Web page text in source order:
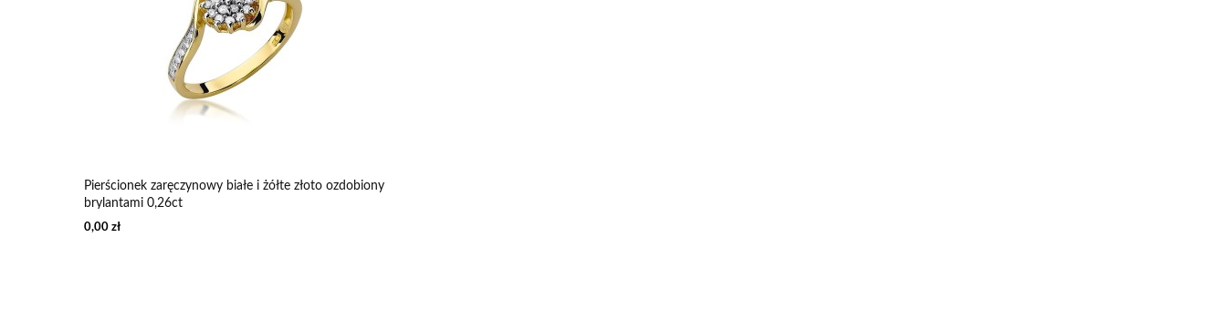
Pierścionek zaręczynowy białe i żółte złoto ozdobiony
brylantami 0,26ct
0,00 zł